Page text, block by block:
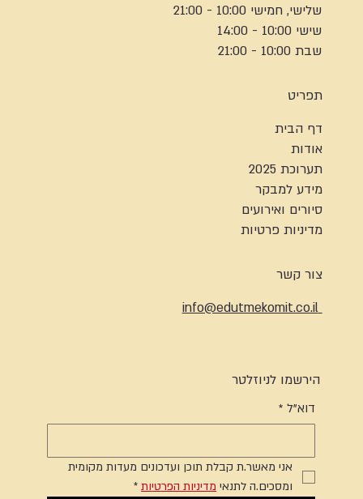
שלישי, חמישי 10:00 - 21:00
שישי 10:00 - 14:00
שבת 10:00 - 21:00
תפריט
דף הבית
אודות
תערוכת 2025
מידע למבקר
סיורים ואירועים
מדיניות פרטיות
צור קשר
info@edutmekomit.co.il
הירשמו לניוזלטר
דוא"ל *
אני מאשר.ת קבלת תוכן ועדכונים מעדות מקומית
ומסכים.ה לתנאי מדיניות הפרטיות *